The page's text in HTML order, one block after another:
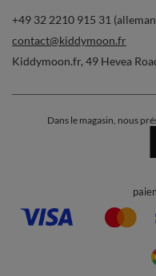
Kiddymoon.fr
49 Hevea